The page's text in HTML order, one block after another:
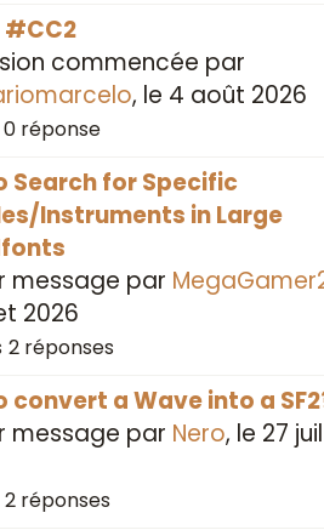
commencée par
, le 4 août 2026
0 réponse
Search for Specific
Instruments in Large
message par
2026
2 réponses
convert a Wave into a
message par Nero, le 27
2 réponses